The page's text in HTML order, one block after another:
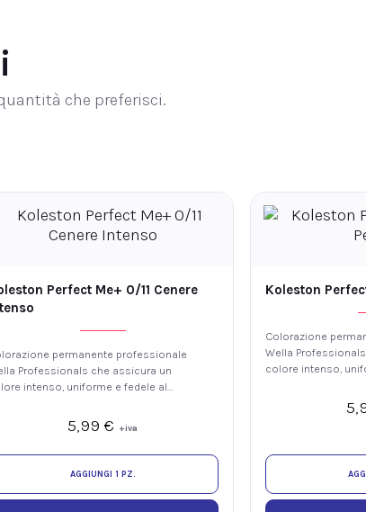
che preferisci.
5,99 € +iva
Perfect Me+ 0/11 Cenere
permanente professionale
Professionals che assicura un
intenso, uniforme e fedele al
dei capelli bianchi. La
ME+ offre elevate
colore riducendo il rischio
sviluppare nuove allergie ai coloranti.
AGGIUNGI 1 PZ.
Koleston
Colorazione
Wella
colore intenso,
copertura dei
tecnologia ME+